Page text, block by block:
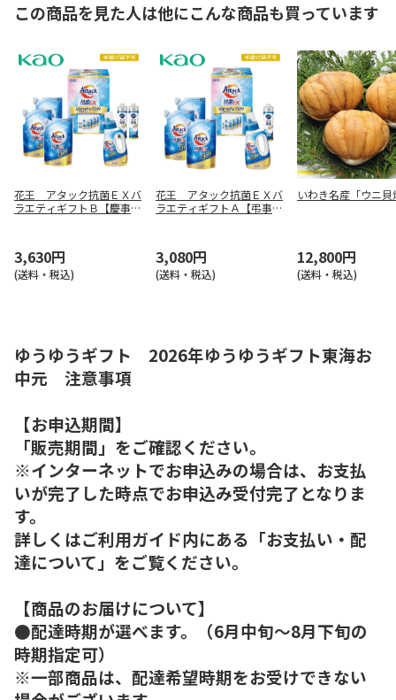
この商品を見た人は他にこんな商品も買っています
花王 アタック抗菌ＥＸバ
ラエティギフトＢ【慶事
3,630円
(送料・税込)
花王 アタック抗菌ＥＸバ
ラエティギフトＡ【弔事
3,080円
(送料・税込)
いわき名産「ウニ貝
12,800円
(送料・税込)
ゆうゆうギフト 2026年ゆうゆうギフト東海お
中元 注意事項
【お申込期間】
「販売期間」をご確認ください。
※インターネットでお申込みの場合は、お支払
いが完了した時点でお申込み受付完了となりま
す。
詳しくはご利用ガイド内にある「お支払い・配
達について」をご覧ください。
【商品のお届けについて】
●配達時期が選べます。（6月中旬～8月下旬の
時期指定可）
※一部商品は、配達希望時期をお受けできない